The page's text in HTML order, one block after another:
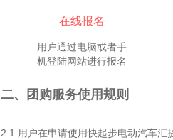
在线报名
用户通过电脑或者手
机登陆网站进行报名
二、团购服务使用规则
2.1 用户在申请使用快起步电动汽车汇